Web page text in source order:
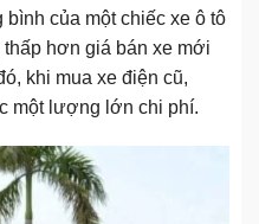
của một chiếc xe ô tô
hơn giá bán xe mới
khi mua xe điện cũ,
một lượng lớn chi phí.